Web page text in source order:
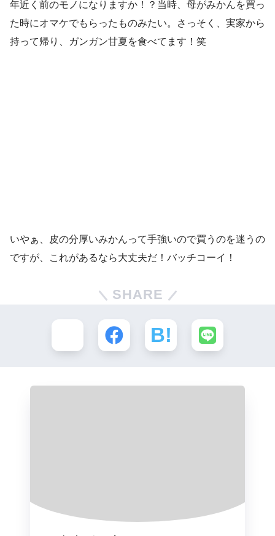
年近く前のモノになりますか！？当時、母がみかんを買っ
た時にオマケでもらったものみたい。さっそく、実家から
持って帰り、ガンガン甘夏を食べてます！笑
いやぁ、皮の分厚いみかんって手強いので買うのを迷うの
ですが、これがあるなら大丈夫だ！バッチコーイ！
SHARE